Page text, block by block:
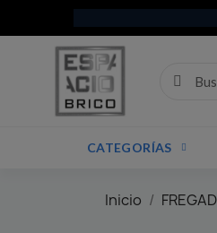
CATEGORÍAS
Inicio